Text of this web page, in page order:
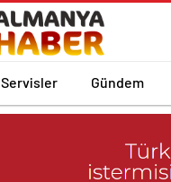
Servisler Gündem